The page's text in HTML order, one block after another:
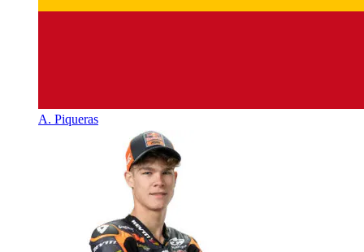
A. Piqueras